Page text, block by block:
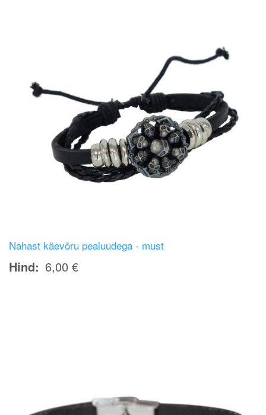
Nahast käevõru pealuudega - must
Hind 6,00 €